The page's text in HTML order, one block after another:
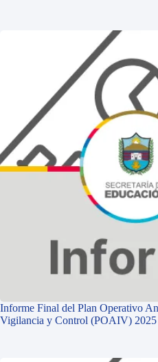
Informe Final del Plan Operativo
Vigilancia y Control (POAIV) 2025